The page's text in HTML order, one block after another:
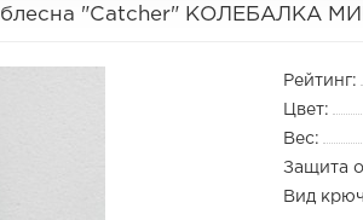
блесна "Catcher" КОЛЕБАЛКА
Рейтинг:
Цвет:
Вес:
Защита
Вид